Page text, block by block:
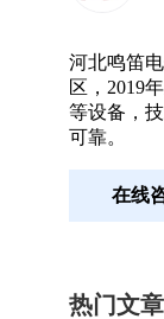
河北鸣笛
区，2019
等设备，
可靠。
在线
热门文章